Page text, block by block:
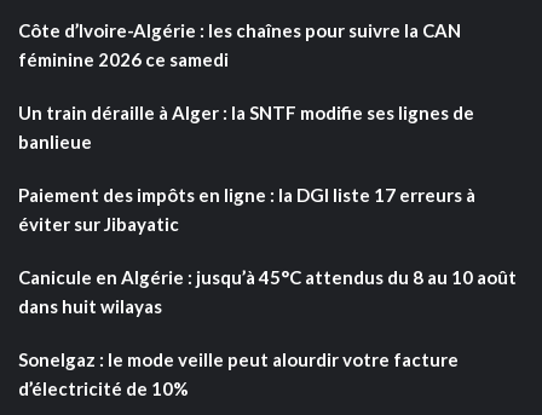
Côte d’Ivoire-Algérie : les chaînes pour suivre la CAN
féminine 2026 ce samedi
Un train déraille à Alger : la SNTF modifie ses lignes de
banlieue
Paiement des impôts en ligne : la DGI liste 17 erreurs à
éviter sur Jibayatic
Canicule en Algérie : jusqu’à 45°C attendus du 8 au 10 août
dans huit wilayas
Sonelgaz : le mode veille peut alourdir votre facture
d’électricité de 10%